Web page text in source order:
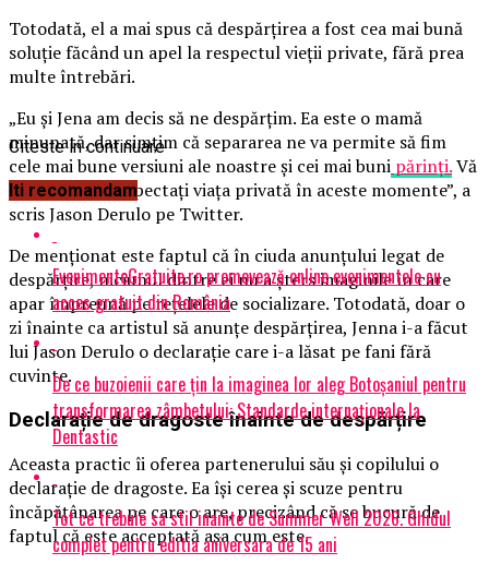
Totodată, el a mai spus că despărțirea a fost cea mai bună
soluție făcând un apel la respectul vieții private, fără prea
multe întrebări.
„Eu și Jena am decis să ne despărțim. Ea este o mamă
minunată, dar simțim că separarea ne va permite să fim
cele mai bune versiuni ale noastre și cei mai buni părinți.Vă
rugăm să ne respectați viața privată în aceste momente”, a
scris Jason Derulo pe Twitter.
De menționat este faptul că în ciuda anunțului legat de
despărțire, niciunul dintre ei nu a șters imaginile în care
apar împreună pe rețelele de socializare. Totodată, doar o
zi înainte ca artistul să anunțe despărțirea, Jenna i-a făcut
lui Jason Derulo o declarație care i-a lăsat pe fani fără
cuvinte.
Declarație de dragoste înainte de despărțire
Aceasta practic îi oferea partenerului său și copilului o
declarație de dragoste. Ea își cerea și scuze pentru
încăpățânarea pe care o are, precizând că se bucură de
faptul că este acceptată așa cum este.
Citeste in continuare
Iti recomandam
EvenimenteGratuite.ro promovează online evenimentele cu
acces gratuit din România
De ce buzoienii care țin la imaginea lor aleg Botoșaniul pentru
transformarea zâmbetului: Standarde internaționale la
Dentastic
Tot ce trebuie sa stii inainte de Summer Well 2026. Ghidul
complet pentru editia aniversara de 15 ani